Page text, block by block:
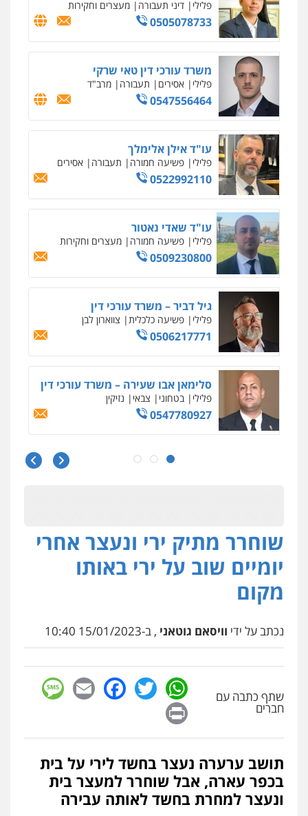
פלילי דיני תעבורה מעצרים וחקירות
0505078733
משרד עורכי דין טאי שרקי
פלילי אסירים תעבורה מרב"ד
0547556464
עו"ד אילן אלימלך
פלילי פשיעה חמורה תעבורה אסירים
0522992110
עו"ד שאדי נאטור
פלילי פשיעה חמורה מעצרים וחקירות
0509230800
גיל דביר – משרד עורכי דין
פלילי פשיעה כלכלית צווארון לבן
0506217771
סלימאן אבו שעירה – משרד עורכי דין
פלילי בטחוני צבאי נזיקין
0547780927
עו"ד אסף גונן
מעצרים
גל דהן – משרד עורך דין פלילי
פלילי פשיעה חמורה סמים מעצרים
וחקירות
0544723840
פלילי עורכי דין לענייני אסירים מעצרים
סמים רכוש
עדי כרמלי – חברת עו"ד
כלכלי
0525060666
גיא זהבי משרד עורכי דין
פלילי משפחה
503456449
שוחרר מתיק ירי ונעצר אחרי
יומיים שוב על ירי באותו
מקום
נכתב על ידי וויסאם גוטאני , ב-15/01/2023 10:40
שתף כתבה עם
חברים
WhatsApp
Twitter
Facebook
Email
תושב ערערה נעצר בחשד לירי על בית
בכפר עארה, אבל שוחרר למעצר בית
ונעצר למחרת בחשד לאותה עבירה